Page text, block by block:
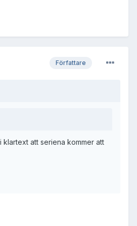
Författare
att seriena kommer att